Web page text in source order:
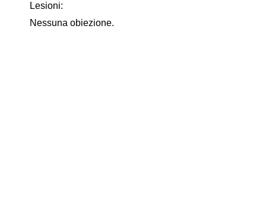
Lesioni:
Nessuna obiezione.